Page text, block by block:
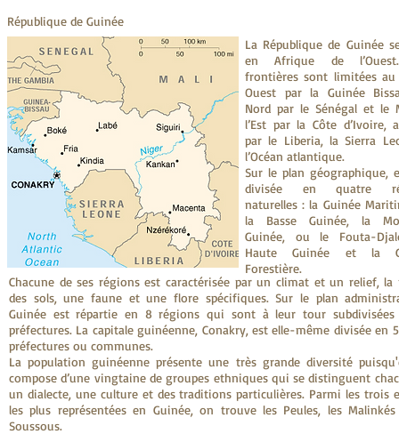
La République de Guinée
en Afrique de
frontières sont limitées
Ouest par la Guinée
Nord par le Sénégal et le
l’Est par la Côte d’Ivoire,
par le Liberia, la Sierra
l’Océan atlantique.
Sur le plan géographique,
divisée en quatre
naturelles : la Guinée
la Basse Guinée, la
Guinée, ou le Fouta-
Haute Guinée et la
Forestière.
Chacune de ses régions est caractérisée par un climat et un relief, la
des sols, une faune et une flore spécifiques. Sur le plan
Guinée est répartie en 8 régions qui sont à leur tour subdivisées
préfectures. La capitale guinéenne, Conakry, est elle-même divisée en
préfectures ou communes.
La population guinéenne présente une très grande diversité
compose d’une vingtaine de groupes ethniques qui se distinguent
un dialecte, une culture et des traditions particulières. Parmi les trois
les plus représentées en Guinée, on trouve les Peules, les
Soussous.
République de Guinée